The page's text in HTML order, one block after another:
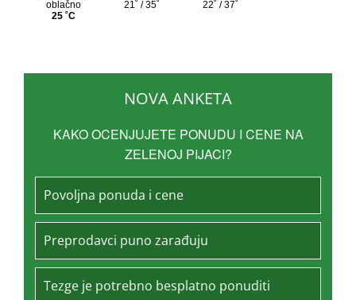
NOVA ANKETA
KAKO OCENJUJETE PONUDU I CENE NA
ZELENOJ PIJACI?
Povoljna ponuda i cene
Preprodavci puno zarađuju
Tezge je potrebno besplatno ponuditi